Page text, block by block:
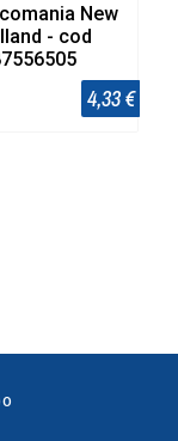
New
- cod
4,33 €